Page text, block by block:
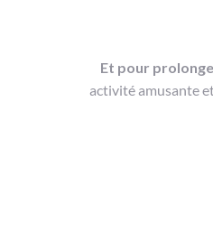
Et pour
activité amusante